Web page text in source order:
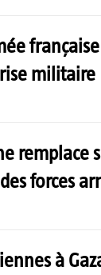
militaire
remplace
forces
à